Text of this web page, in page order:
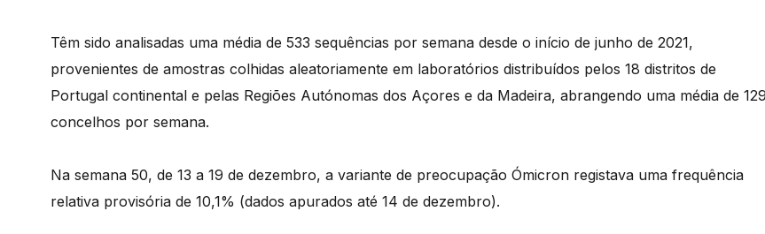
Têm sido analisadas uma média de 533 sequências por semana desde o início de junho de 2021,
provenientes de amostras colhidas aleatoriamente em laboratórios distribuídos pelos 18 distritos de
Portugal continental e pelas Regiões Autónomas dos Açores e da Madeira, abrangendo uma média de 129
concelhos por semana.
Na semana 50, de 13 a 19 de dezembro, a variante de preocupação Ómicron registava uma frequência
relativa provisória de 10,1% (dados apurados até 14 de dezembro).